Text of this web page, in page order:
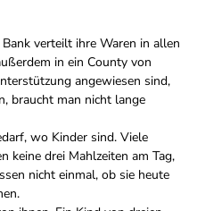
verteilt ihre Waren in allen
in ein County von
angewiesen sind,
braucht man nicht lange
wo Kinder sind. Viele
keine drei Mahlzeiten am Tag,
nicht einmal, ob sie heute